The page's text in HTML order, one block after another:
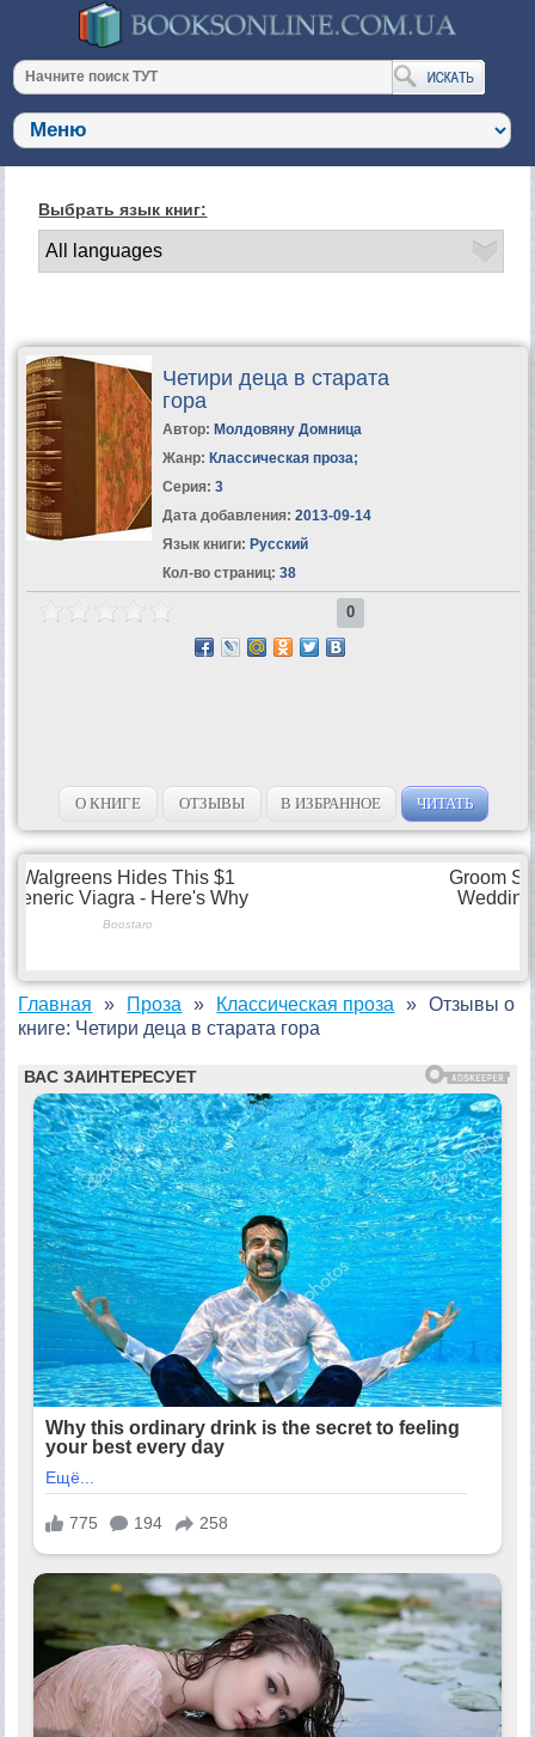
Выбрать язык книг:
Четири деца в старата
гора
Автор: Молдовяну Домница
Жанр: Классическая проза;
Серия: 3
Дата добавления: 2013-09-14
Язык книги: Русский
Кол-во страниц: 38
0
О КНИГЕ ОТЗЫВЫ В ИЗБРАННОЕ ЧИТАТЬ
Главная Проза Классическая проза
Отзывы о
книге: Четири деца в старата гора